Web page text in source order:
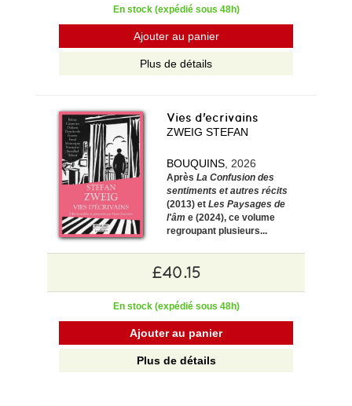
En stock (expédié sous 48h)
Ajouter au panier
Plus de détails
Vies d'ecrivains
ZWEIG STEFAN
BOUQUINS, 2026
Après La Confusion des
sentiments et autres récits
(2013) et Les Paysages de
l'âme (2024), ce volume
regroupant plusieurs...
£40.15
En stock (expédié sous 48h)
Ajouter au panier
Plus de détails